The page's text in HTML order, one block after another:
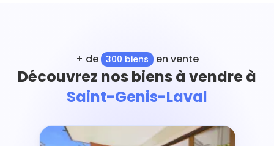
+ de 300 biens en vente
Découvrez nos biens à vendre à
Saint-Genis-Laval